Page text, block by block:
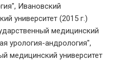
Ивановский
университет (2015 г.)
медицинский
урология-андрология",
медицинский университет